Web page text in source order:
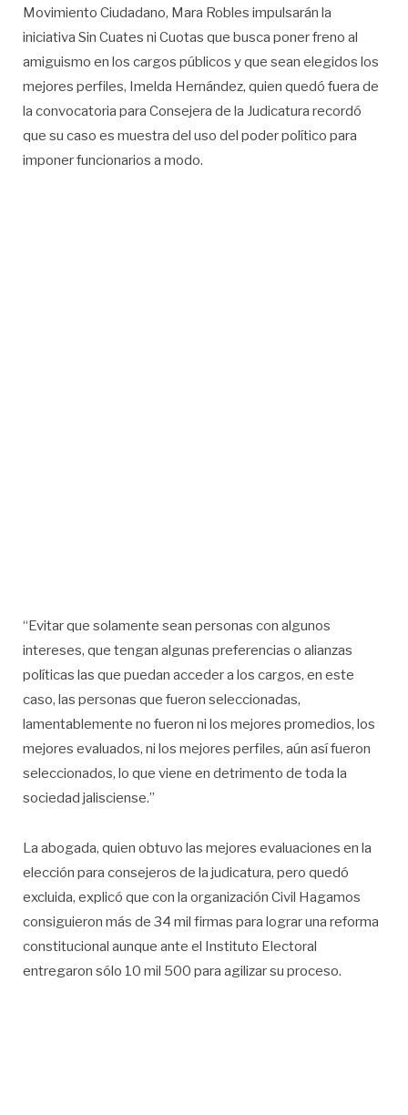
Movimiento Ciudadano, Mara Robles impulsarán la
iniciativa Sin Cuates ni Cuotas que busca poner freno al
amiguismo en los cargos públicos y que sean elegidos los
mejores perfiles, Imelda Hernández, quien quedó fuera de
la convocatoria para Consejera de la Judicatura recordó
que su caso es muestra del uso del poder político para
imponer funcionarios a modo.
“Evitar que solamente sean personas con algunos
intereses, que tengan algunas preferencias o alianzas
políticas las que puedan acceder a los cargos, en este
caso, las personas que fueron seleccionadas,
lamentablemente no fueron ni los mejores promedios, los
mejores evaluados, ni los mejores perfiles, aún así fueron
seleccionados, lo que viene en detrimento de toda la
sociedad jalisciense.”
La abogada, quien obtuvo las mejores evaluaciones en la
elección para consejeros de la judicatura, pero quedó
excluida, explicó que con la organización Civil Hagamos
consiguieron más de 34 mil firmas para lograr una reforma
constitucional aunque ante el Instituto Electoral
entregaron sólo 10 mil 500 para agilizar su proceso.